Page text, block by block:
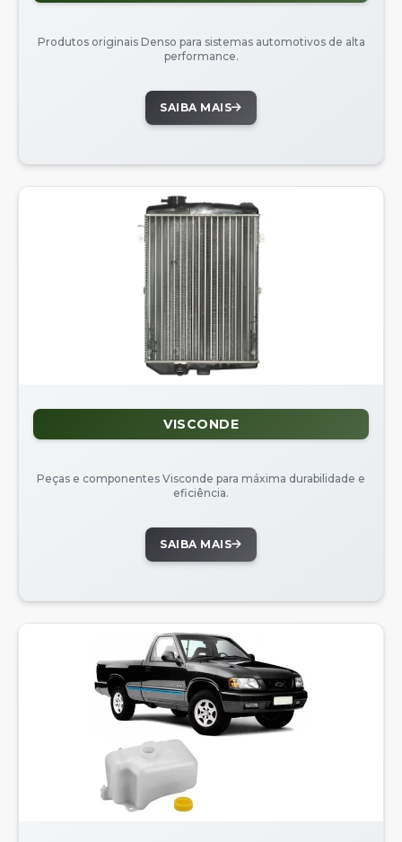
Produtos originais Denso para sistemas automotivos de alta
performance.
SAIBA MAIS
VISCONDE
Peças e componentes Visconde para máxima durabilidade e
eficiência.
SAIBA MAIS